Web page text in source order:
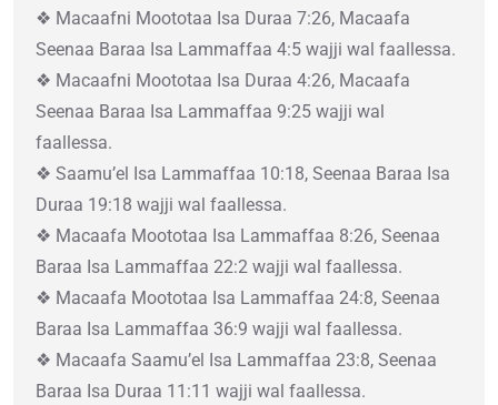
❖ Macaafni Moototaa Isa Duraa 7:26, Macaafa
Seenaa Baraa Isa Lammaffaa 4:5 wajji wal faallessa.
❖ Macaafni Moototaa Isa Duraa 4:26, Macaafa
Seenaa Baraa Isa Lammaffaa 9:25 wajji wal
faallessa.
❖ Saamu’el Isa Lammaffaa 10:18, Seenaa Baraa Isa
Duraa 19:18 wajji wal faallessa.
❖ Macaafa Moototaa Isa Lammaffaa 8:26, Seenaa
Baraa Isa Lammaffaa 22:2 wajji wal faallessa.
❖ Macaafa Moototaa Isa Lammaffaa 24:8, Seenaa
Baraa Isa Lammaffaa 36:9 wajji wal faallessa.
❖ Macaafa Saamu’el Isa Lammaffaa 23:8, Seenaa
Baraa Isa Duraa 11:11 wajji wal faallessa.